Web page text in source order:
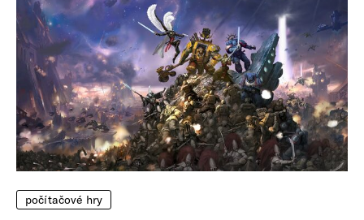
počítačové hry